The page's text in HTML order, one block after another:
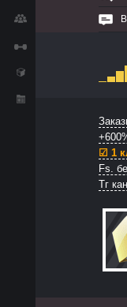
☑ 1
Fs.
Тг